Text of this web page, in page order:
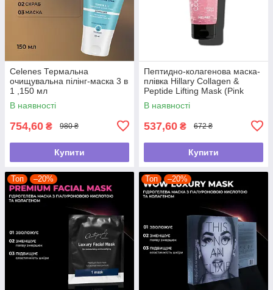
Celenes Термальна
очищувальна пілінг-маска 3 в
1 ,150 мл
В наявності
754,60 ₴ 980 ₴
Купити
Пептидно-колагенова маска-
плівка Hillary Collagen &
Peptide Lifting Mask (Pink
Edition), 90 мл
В наявності
537,60 ₴ 672 ₴
Купити
Топ –20% Топ –20%